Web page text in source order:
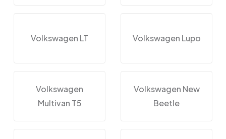
Volkswagen LT Volkswagen Lupo
Volkswagen
Multivan T5
Volkswagen New
Beetle